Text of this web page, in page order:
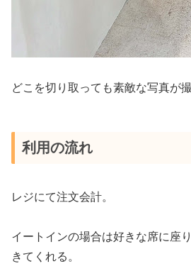
どこを切り取っても素敵な写真が撮
利用の流れ
レジにて注文会計。
イートインの場合は好きな席に座
きてくれる。